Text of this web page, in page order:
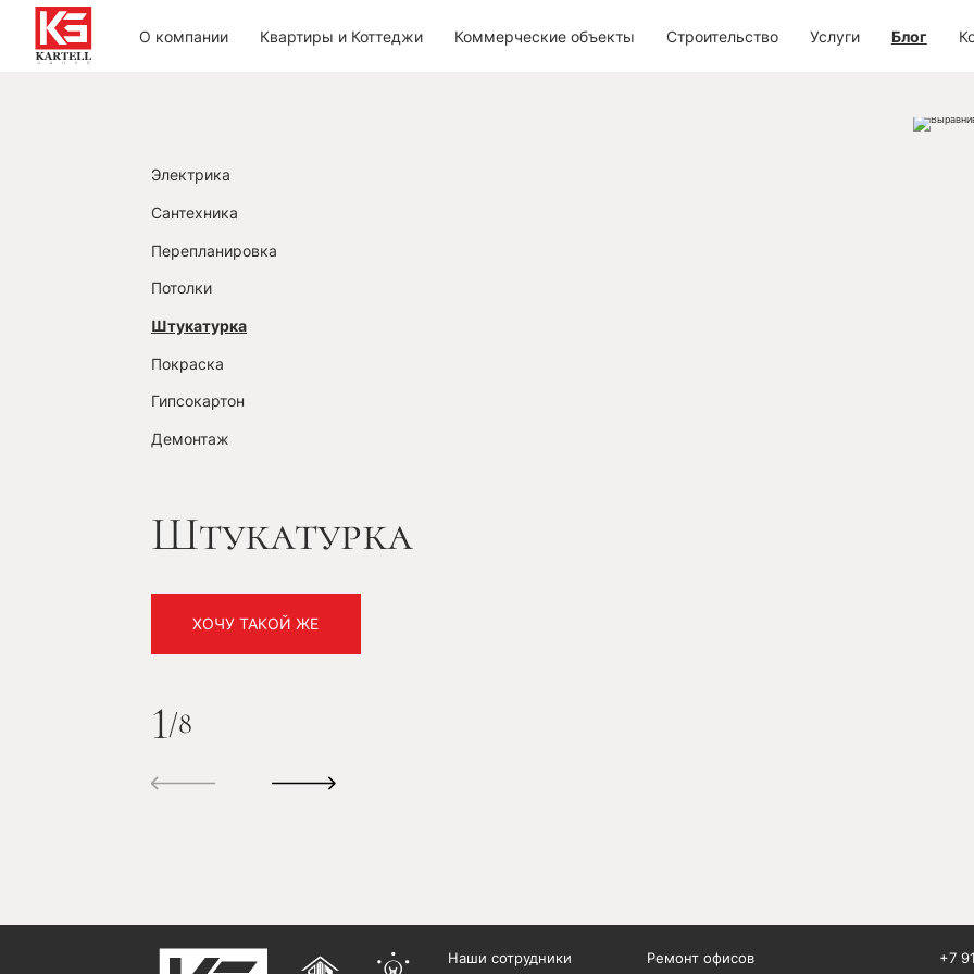
О компании Квартиры и Коттеджи Коммерческие объекты Строительство Услуги Блог
Электрика
Сантехника
Перепланировка
Потолки
Штукатурка
Покраска
Гипсокартон
Демонтаж
Штукатурка
ХОЧУ ТАКОЙ ЖЕ
1/8
Наши сотрудники Ремонт офисов +7